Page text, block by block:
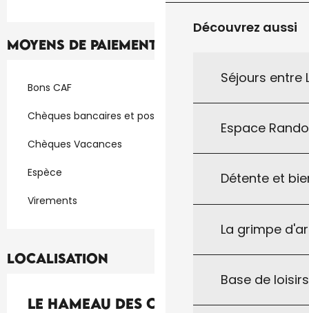
Découvrez aussi
Séjours entre
Espace
Détente et
La grimpe
Base de
Moyens de paiement
Bons CAF
Chèques bancaires et postaux
Chèques Vacances
Espèce
Virements
Localisation
Le Hameau des Cardenals